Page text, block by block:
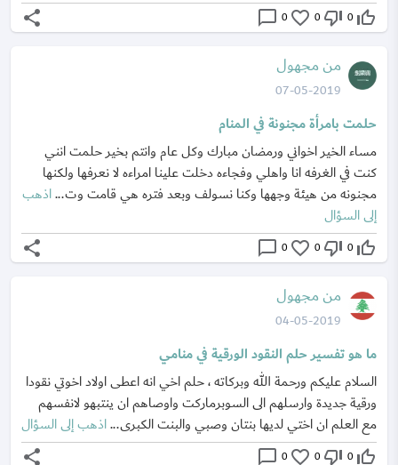
thumb_up_off_alt
0
thumb_down_off_alt
0
favorite_border
0
chat_bubble_outline
share
من مجهول
07-05-2019
حلمت بامرأة مجنونة في المنام
مساء الخير اخواني ورمضان مبارك وكل عام وانتم بخير حلمت انني
كنت في الغرفه انا واهلي وفجاءه دخلت علينا امراءه لا نعرفها ولكنها
مجنونه من هيئة وجهها وكنا نسولف وبعد فتره هي قامت وت...اذهب
إلى السؤال
thumb_up_off_alt
0
thumb_down_off_alt
0
favorite_border
0
chat_bubble_outline
share
من مجهول
04-05-2019
ما هو تفسير حلم النقود الورقية في منامي
السلام عليكم ورحمة الله وبركاته ، حلم اخي انه اعطى اولاد اخوتي نقودا
ورقية جديدة وارسلهم الى السوبرماركت واوصاهم ان ينتبهو لانفسهم
مع العلم ان اختي لديها بنتان وصبي والبنت الكبرى...اذهب إلى السؤال
thumb_up_off_alt
0
thumb_down_off_alt
0
favorite_border
0
chat_bubble_outline
share